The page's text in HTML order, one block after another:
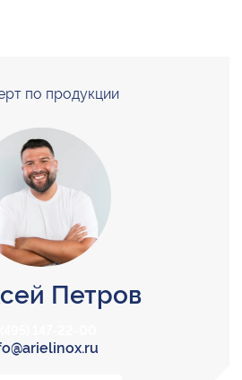
по продукции
Петров